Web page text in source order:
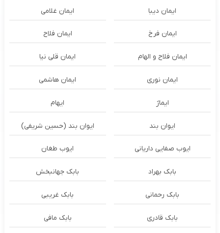
ایمان دیبا ایمان غلامی
ایمان فرخ ایمان فلاح
ایمان فلاح و الهام ایمان قلی نیا
ایمان نوری ایمان هاشمی
ایماژ ایهام
ایوان بند ایوان بند (حسین شریفی)
ایوب صفایی داریانی ایوب طغان
بابک بهراد بابک جهانبخش
بابک رحمانی بابک غریبی
بابک قادری بابک مافی